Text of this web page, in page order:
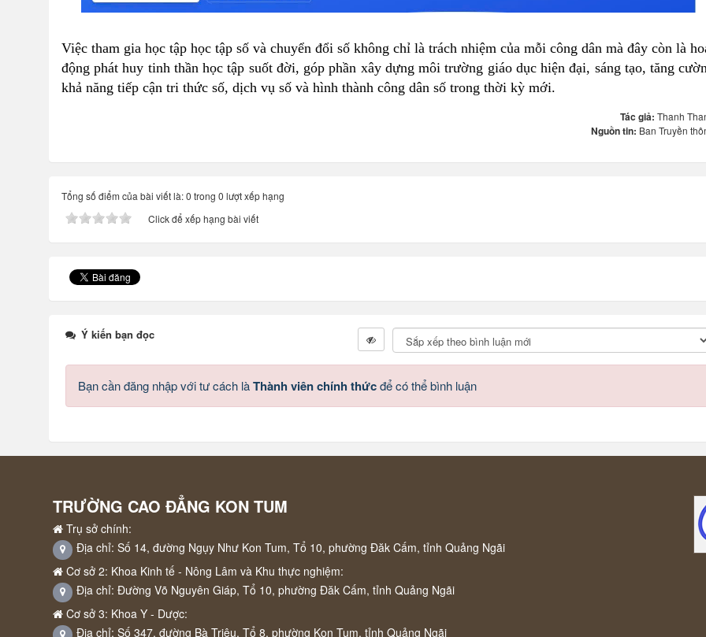
Việc tham gia học tập học tập số và chuyển đổi số không chỉ là trách nhiệm của mỗi công dân mà đây còn là
động phát huy tinh thần học tập suốt đời, góp phần xây dựng môi trường giáo dục hiện đại, sáng tạo, tăng
khả năng tiếp cận tri thức số, dịch vụ số và hình thành công dân số trong thời kỳ mới.
Tác giả:Thanh
Nguồn tin: Ban Truyền
Tổng số điểm của bài viết là: 0 trong 0 lượt xếp hạng
Click để xếp hạng bài viết
Ý kiến bạn đọc
Bạn cần đăng nhập với tư cách làThành viên chính thứcđể có thể bình luận
TRƯỜNG CAO ĐẲNG KON TUM
Trụ sở chính:
Địa chỉ: Số 14, đường Ngụy Như Kon Tum, Tổ 10, phường Đăk Cấm, tỉnh Quảng Ngãi
Cơ sở 2: Khoa Kinh tế - Nông Lâm và Khu thực nghiệm:
Địa chỉ: Đường Võ Nguyên Giáp, Tổ 10, phường Đăk Cấm, tỉnh Quảng Ngãi
Cơ sở 3: Khoa Y - Dược:
Địa chỉ: Số 347, đường Bà Triệu, Tổ 8, phường Kon Tum, tỉnh Quảng Ngãi